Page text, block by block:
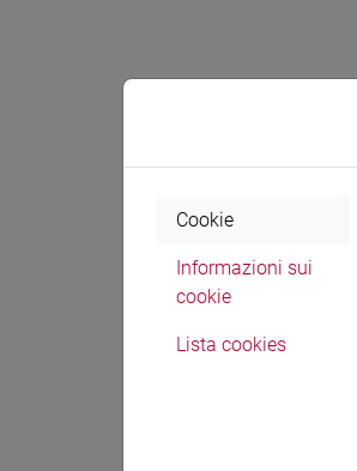
Cookie
Informazioni sui
cookie
Lista cookies